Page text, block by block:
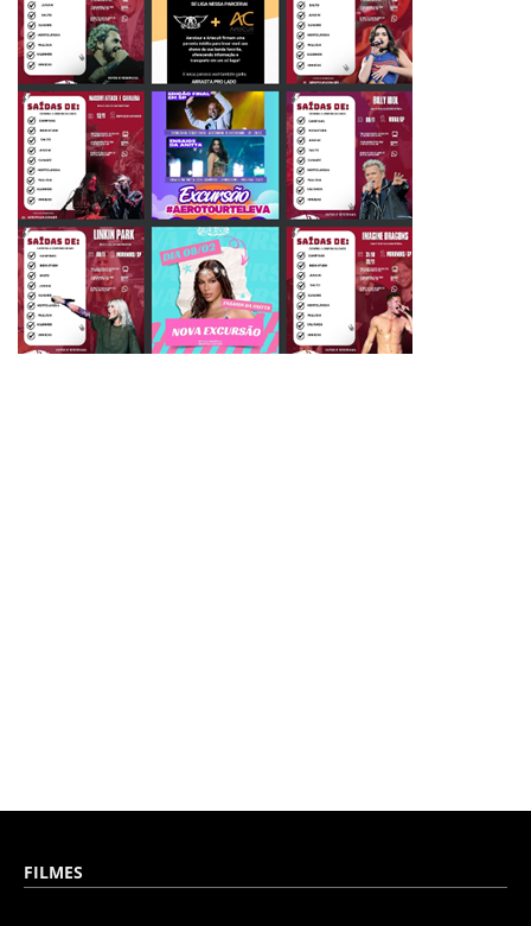
FILMES